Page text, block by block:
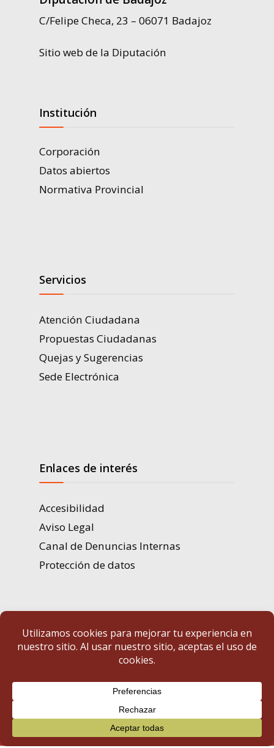
C/Felipe Checa, 23 – 06071 Badajoz
Sitio web de la Diputación
Institución
Corporación
Datos abiertos
Normativa Provincial
Servicios
Atención Ciudadana
Propuestas Ciudadanas
Quejas y Sugerencias
Sede Electrónica
Enlaces de interés
Accesibilidad
Aviso Legal
Canal de Denuncias Internas
Protección de datos
Portal de Transparencia | Diputación de Badajoz